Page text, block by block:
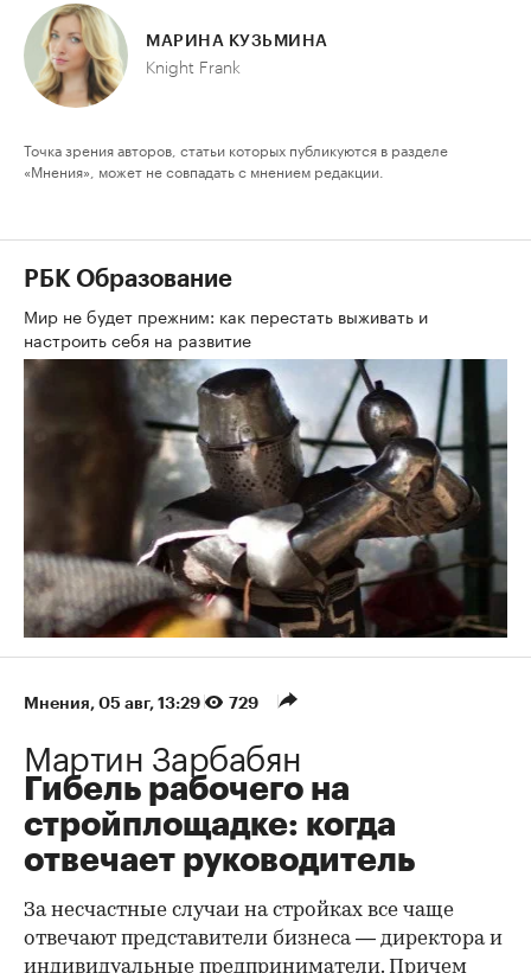
МАРИНА КУЗЬМИНА
Knight Frank
Точка зрения авторов, статьи которых публикуются в разделе
«Мнения», может не совпадать с мнением редакции.
РБК Образование
Мир не будет прежним: как перестать выживать и
настроить себя на развитие
Мнения⁠, 05 авг, 13:29 729
Мартин Зарбабян
Гибель рабочего на
стройплощадке: когда
отвечает руководитель
За несчастные случаи на стройках все чаще
отвечают представители бизнеса — директора и
индивидуальные предприниматели. Причем